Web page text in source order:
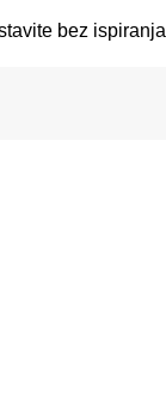
bez ispiranja